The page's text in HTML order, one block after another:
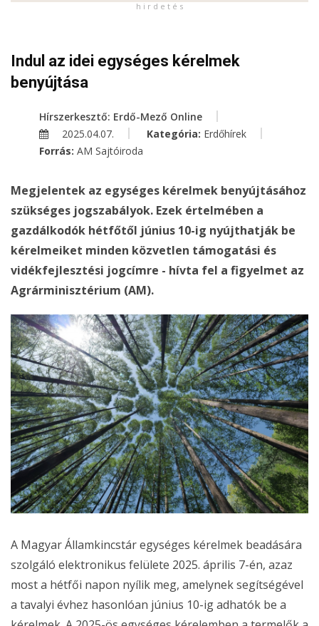
h i r d e t é s
Indul az idei egységes kérelmek
benyújtása
Hírszerkesztő: Erdő-Mező Online
2025.04.07.
Kategória: Erdőhírek
Forrás: AM Sajtóiroda
Megjelentek az egységes kérelmek benyújtásához
szükséges jogszabályok. Ezek értelmében a
gazdálkodók hétfőtől június 10-ig nyújthatják be
kérelmeiket minden közvetlen támogatási és
vidékfejlesztési jogcímre - hívta fel a figyelmet az
Agrárminisztérium (AM).
A Magyar Államkincstár egységes kérelmek beadására
szolgáló elektronikus felülete 2025. április 7-én, azaz
most a hétfői napon nyílik meg, amelynek segítségével
a tavalyi évhez hasonlóan június 10-ig adhatók be a